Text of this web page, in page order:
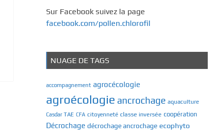
Sur Facebook suivez la page
facebook.com/pollen.chlorofil
NUAGE DE TAGS
accompagnement agrocécologie
agroécologie ancrochage aquaculture
Casdar TAE CFA citoyenneté classe inversée coopération
Décrochage décrochage ancrochage ecophyto